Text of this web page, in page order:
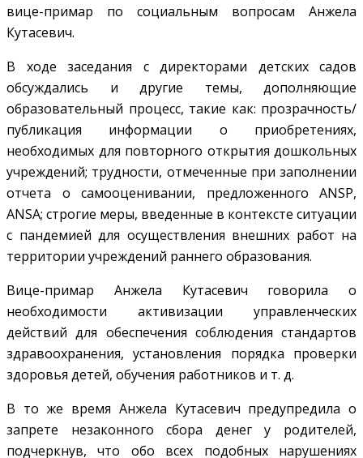
вице-примар по социальным вопросам Анжела
Кутасевич.
В ходе заседания с директорами детских садов
обсуждались и другие темы, дополняющие
образовательный процесс, такие как: прозрачность/
публикация информации о приобретениях,
необходимых для повторного открытия дошкольных
учреждений; трудности, отмеченные при заполнении
отчета о самооценивании, предложенного ANSP,
ANSA; строгие меры, введенные в контексте ситуации
с пандемией для осуществления внешних работ на
территории учреждений раннего образования.
Вице-примар Анжела Кутасевич говорила о
необходимости активизации управленческих
действий для обеспечения соблюдения стандартов
здравоохранения, установления порядка проверки
здоровья детей, обучения работников и т. д.
В то же время Анжела Кутасевич предупредила о
запрете незаконного сбора денег у родителей,
подчеркнув, что обо всех подобных нарушениях